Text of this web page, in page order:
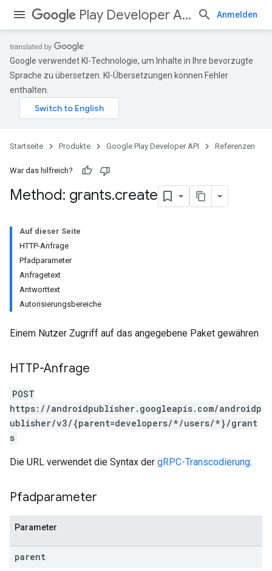
Play Developer API Anmelden
Google verwendet KI-Technologie, um Inhalte in Ihre bevorzugte
Sprache zu übersetzen. KI-Übersetzungen können Fehler
enthalten.
Startseite Produkte Google Play Developer API Referenzen
War das hilfreich?
Method: grants.create
Auf dieser Seite
HTTP-Anfrage
Pfadparameter
Anfragetext
Antworttext
Autorisierungsbereiche
Einem Nutzer Zugriff auf das angegebene Paket gewähren
HTTP-Anfrage
POST
https://androidpublisher.googleapis.com/androidp
ublisher/v3/{parent=developers/*/users/*}/grant
s
Die URL verwendet die Syntax der gRPC-Transcodierung.
Pfadparameter
Parameter
parent